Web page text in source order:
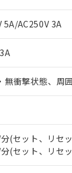
5A/AC250V 3A
無衝撃状態、
(セット、リセ
(セット、リセ
読みいただき、
RoHS指令（
EU RoHS指令（
EU RoHS指令（
センス料など無
により、非含有
表